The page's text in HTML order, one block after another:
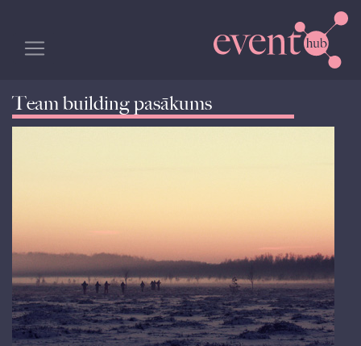
Team building pasākums